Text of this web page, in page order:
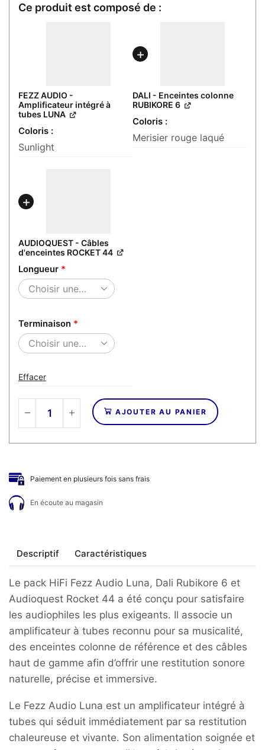
FEZZ AUDIO -
Amplificateur intégré à
tubes LUNA
Coloris
Sunlight
DALI - Enceintes colonne
RUBIKORE 6
Coloris
Merisier rouge laqué
AUDIOQUEST - Câbles
d'enceintes ROCKET 44
Longueur *
Terminaison *
Effacer
quantité
de
FEZZ
Amplificateur
6
HP
Rocket
44
2x2,5M
AJOUTER AU PANIER
Paiement en plusieurs fois sans frais
En écoute au magasin
Descriptif Caractéristiques
Le pack HiFi Fezz Audio Luna, Dali Rubikore 6 et
Audioquest Rocket 44 a été conçu pour satisfaire
les audiophiles les plus exigeants. Il associe un
amplificateur à tubes reconnu pour sa musicalité,
des enceintes colonne de référence et des câbles
haut de gamme afin d’offrir une restitution sonore
naturelle, précise et immersive.
Le Fezz Audio Luna est un amplificateur intégré à
tubes qui séduit immédiatement par sa restitution
chaleureuse et vivante. Son alimentation soignée et